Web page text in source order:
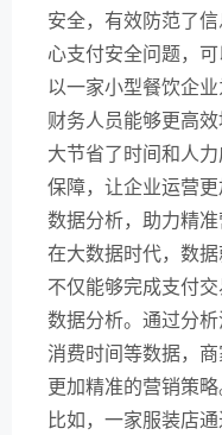
安全，有效防范了
心支付安全问题，
以一家小型餐饮企业
财务人员能够更高
大节省了时间和人
保障，让企业运营更
数据分析，助力精准
在大数据时代，数
不仅能够完成支付
数据分析。通过分析
消费时间等数据，
更加精准的营销策略
比如，一家服装店